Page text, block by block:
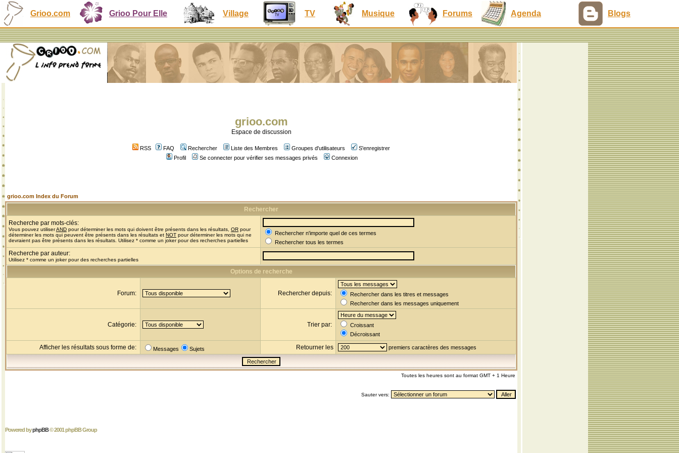
Grioo.com Grioo Pour Elle Village TV Musique Forums Agenda Blogs
grioo.com
Espace de discussion
RSS FAQ Rechercher Liste des Membres Groupes d'utilisateurs
S'enregistrer
Profil
Se connecter pour vérifier ses messages privés Connexion
grioo.com Index du Forum
Rechercher
Recherche par mots-clés:
Vous pouvez utiliserAND pour déterminer les mots qui doivent être présents dans les résultats, OR pour
déterminer les mots qui peuvent être présents dans les résultats et NOT pour déterminer les mots qui ne
devraient pas être présents dans les résultats. Utilisez * comme un joker pour des recherches partielles
Rechercher n'importe quel de ces termes
Rechercher tous les termes
Recherche par auteur:
Utilisez * comme un joker pour des recherches partielles
Options de recherche
Forum: Rechercher depuis:
Rechercher dans les titres et messages
Rechercher dans les messages uniquement
Catégorie: Trier par:
Croissant
Décroissant
Afficher les résultats sous forme de: Messages Sujets Retourner les premiers caractères des messages
Toutes les heures sont au format GMT + 1 Heure
Sauter vers:
Powered byphpBB© 2001 phpBB Group